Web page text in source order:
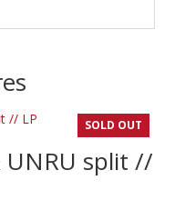
SOLD OUT
UNRU split //